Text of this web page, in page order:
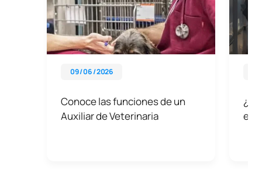
09 / 06 / 2026
Conoce las funciones de un
Auxiliar de Veterinaria